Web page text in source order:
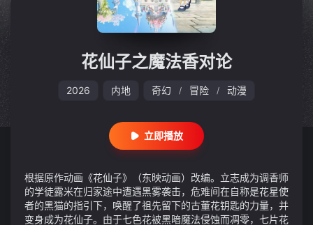
花仙子之魔法香对论
2026 内地 奇幻 / 冒险 / 动漫
立即播放
根据原作动画《花仙子》（东映动画）改编。立志成为调香师
的学徒露米在归家途中遭遇黑雾袭击，危难间在自称是花星使
者的黑猫的指引下，唤醒了祖先留下的古董花钥匙的力量，并
变身成为花仙子。由于七色花被黑暗魔法侵蚀而凋零，七片花